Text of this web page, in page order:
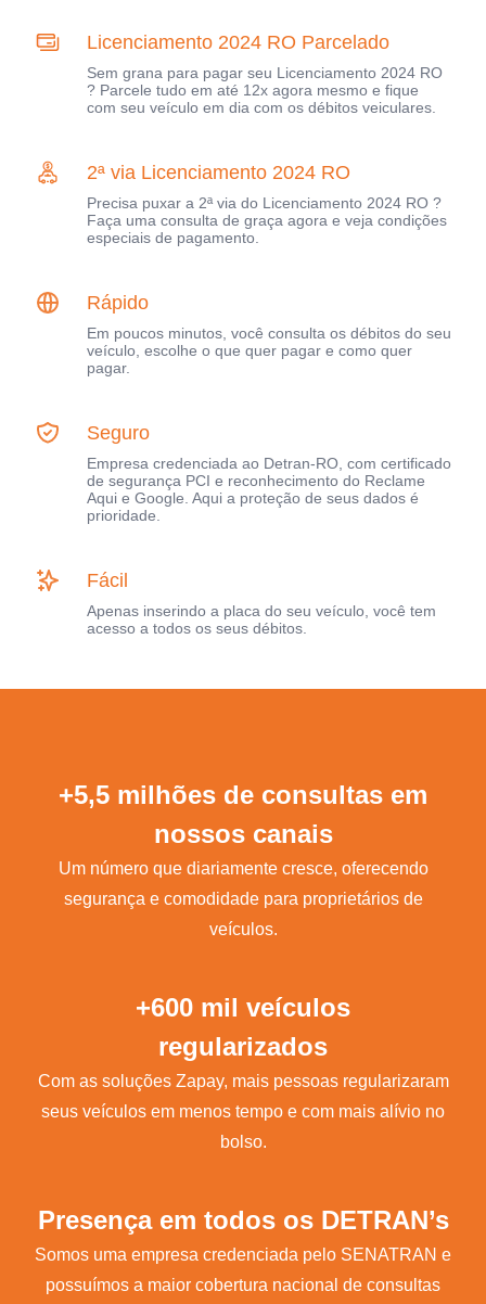
Licenciamento 2024 RO Parcelado
Sem grana para pagar seu Licenciamento 2024 RO
? Parcele tudo em até 12x agora mesmo e fique
com seu veículo em dia com os débitos veiculares.
2ª via Licenciamento 2024 RO
Precisa puxar a 2ª via do Licenciamento 2024 RO ?
Faça uma consulta de graça agora e veja condições
especiais de pagamento.
Rápido
Em poucos minutos, você consulta os débitos do seu
veículo, escolhe o que quer pagar e como quer
pagar.
Seguro
Empresa credenciada ao Detran-RO, com certificado
de segurança PCI e reconhecimento do Reclame
Aqui e Google. Aqui a proteção de seus dados é
prioridade.
Fácil
Apenas inserindo a placa do seu veículo, você tem
acesso a todos os seus débitos.
+5,5 milhões de consultas em
nossos canais
Um número que diariamente cresce, oferecendo
segurança e comodidade para proprietários de
veículos.
+600 mil veículos
regularizados
Com as soluções Zapay, mais pessoas regularizaram
seus veículos em menos tempo e com mais alívio no
bolso.
Presença em todos os DETRAN’s
Somos uma empresa credenciada pelo SENATRAN e
possuímos a maior cobertura nacional de consultas